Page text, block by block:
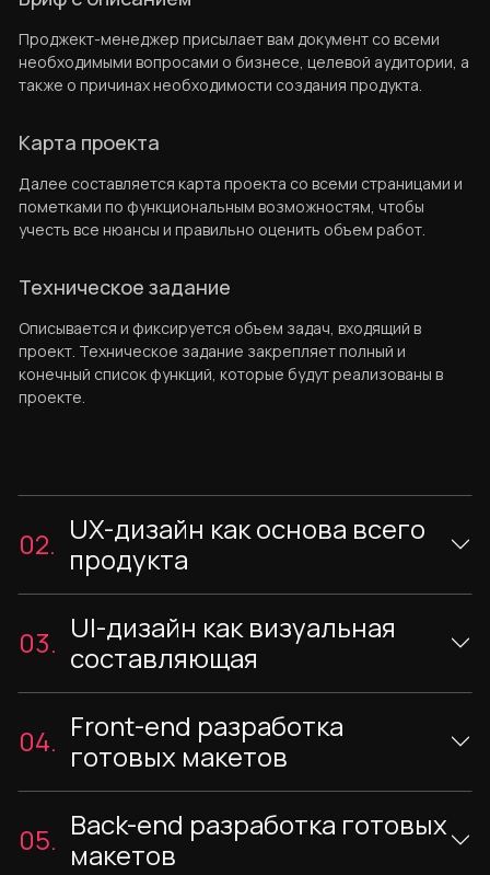
Проджект-менеджер присылает вам документ со всеми
необходимыми вопросами о бизнесе, целевой аудитории, а
также о причинах необходимости создания продукта.
Карта проекта
Далее составляется карта проекта со всеми страницами и
пометками по функциональным возможностям, чтобы
учесть все нюансы и правильно оценить объем работ.
Техническое задание
Описывается и фиксируется объем задач, входящий в
проект. Техническое задание закрепляет полный и
конечный список функций, которые будут реализованы в
проекте.
02. UX-дизайн как основа всего
продукта
03. UI-дизайн как визуальная
составляющая
04. Front-end разработка
готовых макетов
05. Back-end разработка готовых
макетов